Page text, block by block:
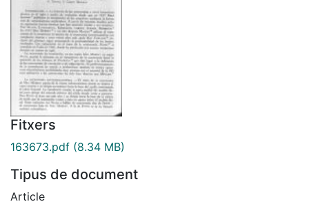
Fitxers
163673.pdf (8.34 MB)
Tipus de document
Article